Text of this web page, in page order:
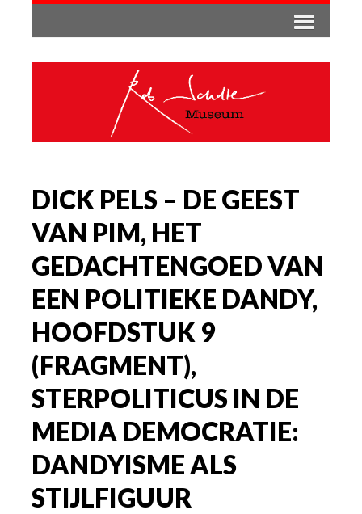
DICK PELS – DE GEEST
VAN PIM, HET
GEDACHTENGOED VAN
EEN POLITIEKE DANDY,
HOOFDSTUK 9
(FRAGMENT),
STERPOLITICUS IN DE
MEDIA DEMOCRATIE:
DANDYISME ALS
STIJLFIGUUR